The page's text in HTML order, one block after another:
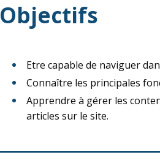
Objectifs
Etre capable de naviguer
Connaître les principales
Apprendre à gérer les
articles sur le site.